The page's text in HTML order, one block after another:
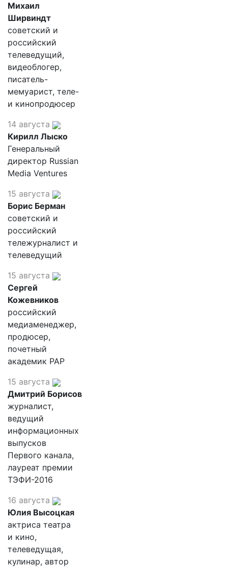
Михаил
Ширвиндт
советский и
российский
телеведущий,
видеоблогер,
писатель-
мемуарист, теле-
и кинопродюсер
14 августа
Кирилл Лыско
Генеральный
директор Russian
Media Ventures
15 августа
Борис Берман
советский и
российский
тележурналист и
телеведущий
15 августа
Сергей
Кожевников
российский
медиаменеджер,
продюсер,
почетный
академик РАР
15 августа
Дмитрий Борисов
журналист,
ведущий
информационных
выпусков
Первого канала,
лауреат премии
ТЭФИ-2016
16 августа
Юлия Высоцкая
актриса театра
и кино,
телеведущая,
кулинар, автор